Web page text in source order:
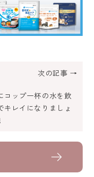
次の記事 →
コップ一杯の水を飲
キレイになりましょ